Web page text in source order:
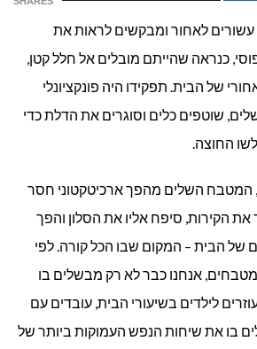
להפוך
למרכז
הבית?
לאחור ומבקשים לראות את
כנראה שהייתם מובלים אל חלל קטן,
של הבית. תפקידו היה פונקציונלי
שוטפים כלים וסוגרים את הדלת כדי
החוצה.
המטבח השלים מהפך ארכיטקטוני חסר
הקירות, סיפח אליו את הסלון והפך
של הבית – המקום שבו הכל קורה. לפי
אנחנו כבר לא רק מבשלים בו
לילדים בשיעורי הבית, עובדים עם
בו את שיחות הנפש העמוקות ביותר של